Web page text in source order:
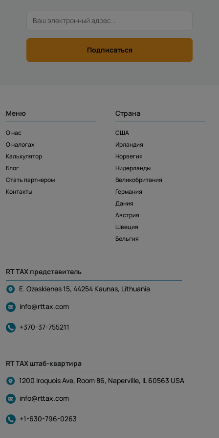
Подписаться
Меню
О нас
О налогах
Калькулятор
Блог
Стать партнером
Контакты
Страна
США
Ирландия
Норвегия
Нидерланды
Великобритания
Германия
Дания
Австрия
Швеция
Бельгия
RT TAX представитель
E. Ozeskienes 15, 44254 Kaunas, Lithuania
info@rttax.com
+370-37-755211
RT TAX штаб-квартира
1200 Iroquois Ave, Room 86, Naperville, IL 60563 USA
info@rttax.com
+1-630-796-0263